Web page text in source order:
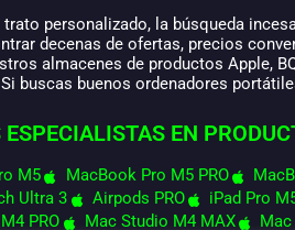
personalizado, la búsqueda
decenas de ofertas, precios
almacenes de productos Apple,
buscas buenos ordenadores
ESPECIALISTAS EN
M5 MacBook Pro M5 PRO
Ultra 3 Airpods PRO iPad Pro
PRO
Mac Studio M4 MAX Mac